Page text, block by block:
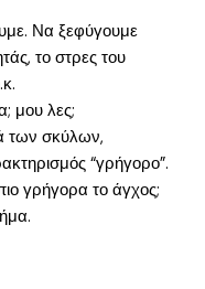
Να ξεφύγουμε
το στρες του
μου λες;
των σκύλων,
“γρήγορο”.
γρήγορα το άγχος;